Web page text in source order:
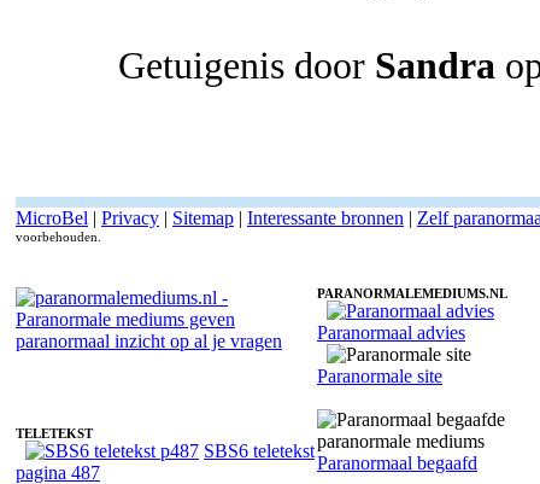
Getuigenis door Sandra
MicroBel | Privacy | Sitemap | Interessante bronnen | Zelf
voorbehouden.
TELETEKST
SBS6 teletekst
pagina 487
PARANORMALEMEDIUMS.NL
Paranormaal advies
Paranormale site
Paranormaal begaafd